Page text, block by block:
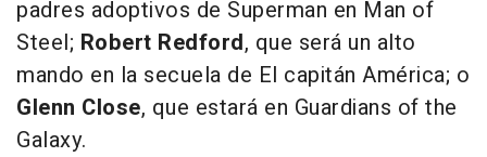
padres adoptivos de Superman en Man of
Steel; Robert Redford, que será un alto
mando en la secuela de El capitán América; o
Glenn Close, que estará en Guardians of the
Galaxy.